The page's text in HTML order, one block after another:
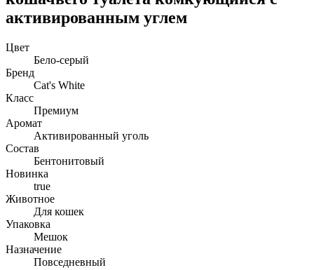
активированным углем
Цвет
Бело-серый
Бренд
Cat's White
Класс
Премиум
Аромат
Активированный уголь
Состав
Бентонитовый
Новинка
true
Животное
Для кошек
Упаковка
Мешок
Назначение
Повседневный